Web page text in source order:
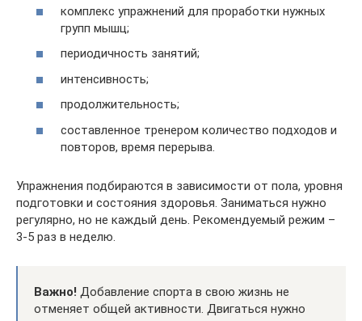
комплекс упражнений для проработки нужных
групп мышц;
периодичность занятий;
интенсивность;
продолжительность;
составленное тренером количество подходов и
повторов, время перерыва.
Упражнения подбираются в зависимости от пола, уровня
подготовки и состояния здоровья. Заниматься нужно
регулярно, но не каждый день. Рекомендуемый режим –
3-5 раз в неделю.
Важно! Добавление спорта в свою жизнь не
отменяет общей активности. Двигаться нужно